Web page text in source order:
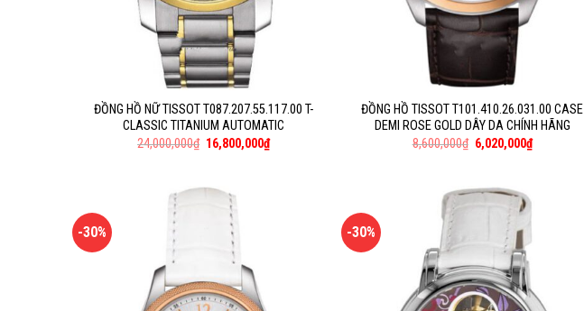
ĐỒNG HỒ NỮ TISSOT T087.207.55.117.00 T-
CLASSIC TITANIUM AUTOMATIC
24,000,000₫ 16,800,000₫
ĐỒNG HỒ TISSOT T101.410.26.031.00 CASE
DEMI ROSE GOLD DÂY DA CHÍNH HÃNG
8,600,000₫ 6,020,000₫
-30% -30%